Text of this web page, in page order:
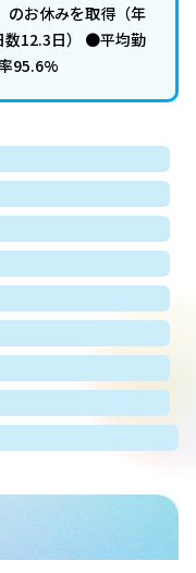
のお休みを取得（年
数12.3日） ●平均勤
95.6%